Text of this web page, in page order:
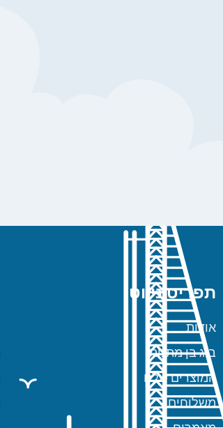
תפריט ניווט
אודות
ביג בן מתנות
המוצרים שלנו
משלוחים